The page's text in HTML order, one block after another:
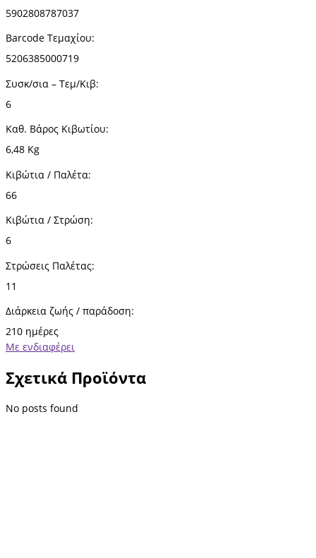
5902808787037
Barcode Τεμαχίου:
5206385000719
Συσκ/σια – Τεμ/Κιβ:
6
Καθ. Βάρος Κιβωτίου:
6,48 Kg
Κιβώτια / Παλέτα:
66
Κιβώτια / Στρώση:
6
Στρώσεις Παλέτας:
11
Διάρκεια ζωής / παράδοση:
210 ημέρες
Με ενδιαφέρει
Σχετικά Προϊόντα
No posts found